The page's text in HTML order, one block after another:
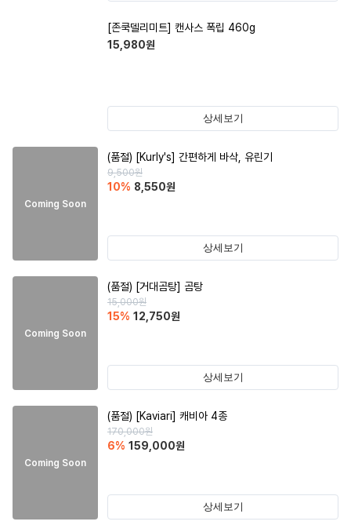
[존쿡델리미트] 캔사스 폭립 460g
15,980원
상세보기
Coming Soon
(품절) [Kurly's] 간편하게 바삭, 유린기
9,500원
10% 8,550원
상세보기
Coming Soon
(품절) [거대곰탕] 곰탕
15,000원
15% 12,750원
상세보기
Coming Soon
(품절) [Kaviari] 캐비아 4종
170,000원
6% 159,000원
상세보기